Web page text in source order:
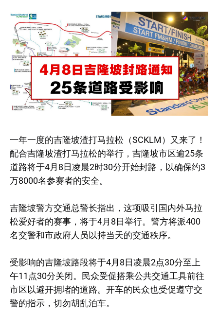
一年一度的吉隆坡渣打马拉松（SCKLM）又来了！
配合吉隆坡渣打马拉松的举行，吉隆坡市区逾25条
道路将于4月8日凌晨2时30分开始封路，以确保约3
万8000名参赛者的安全。
吉隆坡警方交通总警长指出，这项吸引国内外马拉
松爱好者的赛事，将于4月8日举行。警方将派400
名交警和市政府人员以持当天的交通秩序。
受影响的吉隆坡路段将于4月8日凌晨2点30分至上
午11点30分关闭。民众受促搭乘公共交通工具前往
市区以避开拥堵的道路。开车的民众也受促遵守交
警的指示，切勿胡乱泊车。